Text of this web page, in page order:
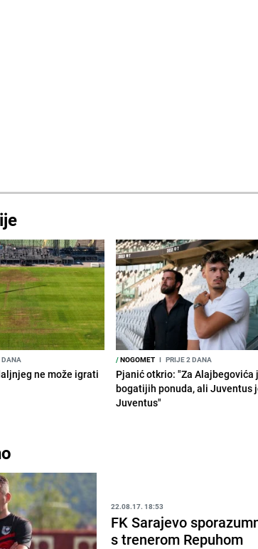
DANA
ne može igrati
/NOGOMET I PRIJE 2 DANA
Pjanić otkrio: "Za Alajbegovića
bogatijih ponuda, ali Juventus
Juventus"
22.08.17. 18:53
FK Sarajevo
s trenerom Repuhom